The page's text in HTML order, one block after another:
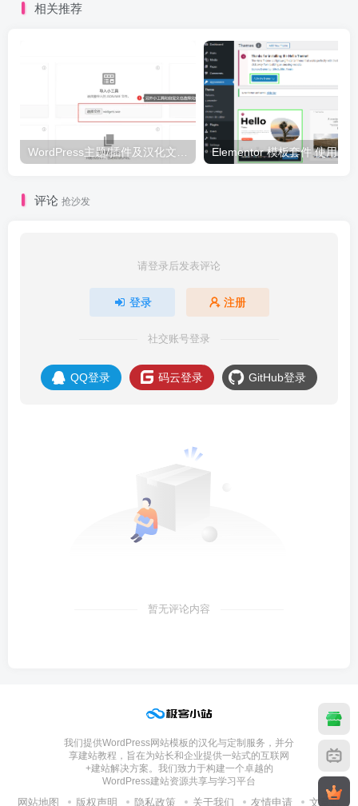
相关推荐
评论 抢沙发
请登录后发表评论
登录 注册
社交账号登录
QQ登录 码云登录 GitHub登录
暂无评论内容
我们提供WordPress网站模板的汉化与定制服务，并分
享建站教程，旨在为站长和企业提供一站式的互联网
+建站解决方案。我们致力于构建一个卓越的
WordPress建站资源共享与学习平台
网站地图 版权声明 隐私政策 关于我们 友情申请 文章归